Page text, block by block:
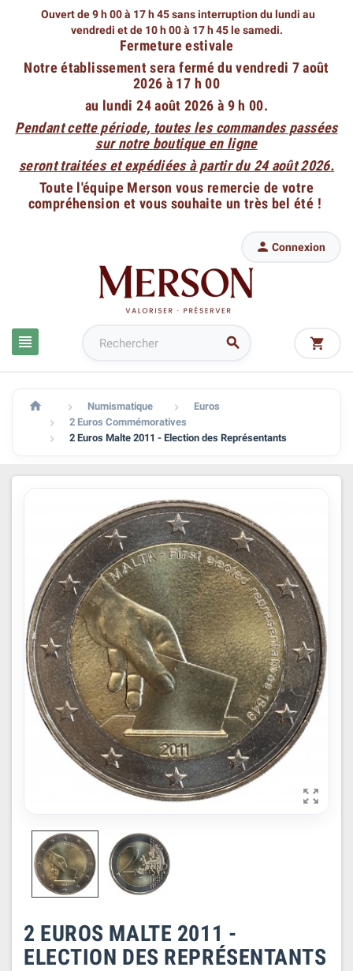
Ouvert de 9 h 00 à 17 h 45 sans interruption du lundi au
vendredi et de 10 h 00 à 17 h 45 le samedi.
Fermeture estivale
Notre établissement sera fermé du vendredi 7 août
2026 à 17 h 00
au lundi 24 août 2026 à 9 h 00.
Pendant cette période, toutes les commandes passées
sur notre boutique en ligne
seront traitées et expédiées à partir du 24 août 2026.
Toute l'équipe Merson vous remercie de votre
compréhension et vous souhaite un très bel été !
 
 Connexion

  Numismatique  Euros
 2 Euros Commémoratives
 2 Euros Malte 2011 - Election des Représentants

2 EUROS MALTE 2011 -
ELECTION DES REPRÉSENTANTS